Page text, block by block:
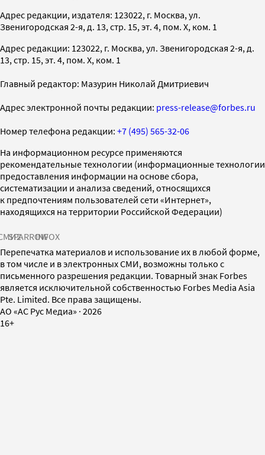
Адрес редакции, издателя: 123022, г. Москва, ул.
Звенигородская 2-я, д. 13, стр. 15, эт. 4, пом. X, ком. 1
Адрес редакции: 123022, г. Москва, ул. Звенигородская 2-я, д.
13, стр. 15, эт. 4, пом. X, ком. 1
Главный редактор: Мазурин Николай Дмитриевич
Адрес электронной почты редакции: press-release@forbes.ru
Номер телефона редакции: +7 (495) 565-32-06
На информационном ресурсе применяются
рекомендательные технологии (информационные технологии
предоставления информации на основе сбора,
систематизации и анализа сведений, относящихся
к предпочтениям пользователей сети «Интернет»,
находящихся на территории Российской Федерации)
SPARROWINFOX
Перепечатка материалов и использование их в любой форме,
в том числе и в электронных СМИ, возможны только с
письменного разрешения редакции. Товарный знак Forbes
является исключительной собственностью Forbes Media Asia
Pte. Limited. Все права защищены.
AO «АС Рус Медиа» · 2026
16+